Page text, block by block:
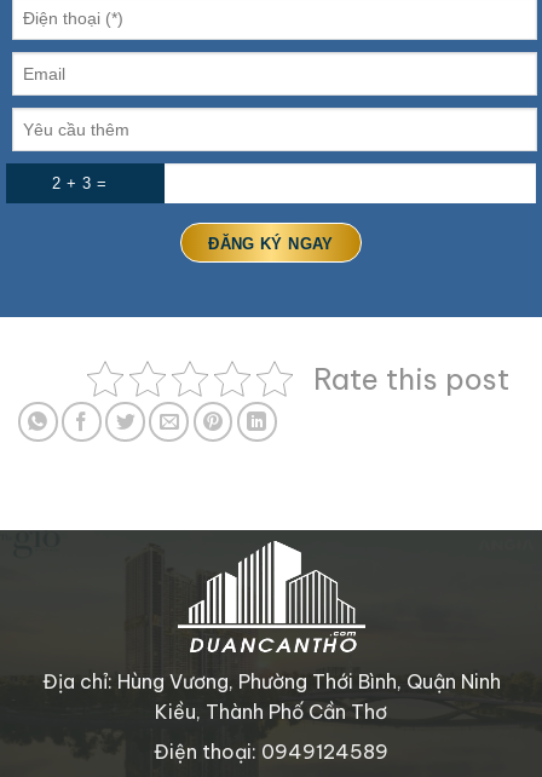
2 + 3 =
Rate this post
Địa chỉ: Hùng Vương, Phường Thới Bình, Quận Ninh
Kiều, Thành Phố Cần Thơ
Điện thoại: 0949124589